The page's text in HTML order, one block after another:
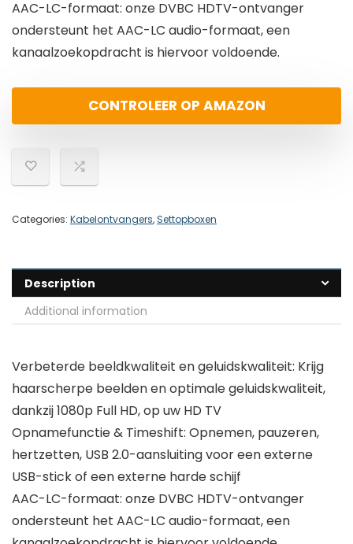
AAC-LC-formaat: onze DVBC HDTV-ontvanger
ondersteunt het AAC-LC audio-formaat, een
kanaalzoekopdracht is hiervoor voldoende.
CONTROLEER OP AMAZON
Categories: Kabelontvangers,Settopboxen
Description
Additional information
Verbeterde beeldkwaliteit en geluidskwaliteit: Krijg
haarscherpe beelden en optimale geluidskwaliteit,
dankzij 1080p Full HD, op uw HD TV
Opnamefunctie & Timeshift: Opnemen, pauzeren,
hertzetten, USB 2.0-aansluiting voor een externe
USB-stick of een externe harde schijf
AAC-LC-formaat: onze DVBC HDTV-ontvanger
ondersteunt het AAC-LC audio-formaat, een